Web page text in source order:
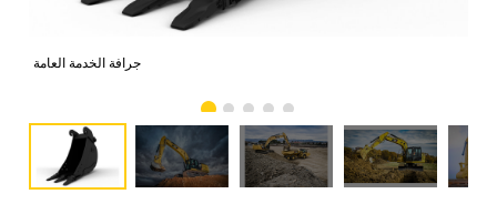
جرافة الخدمة العامة